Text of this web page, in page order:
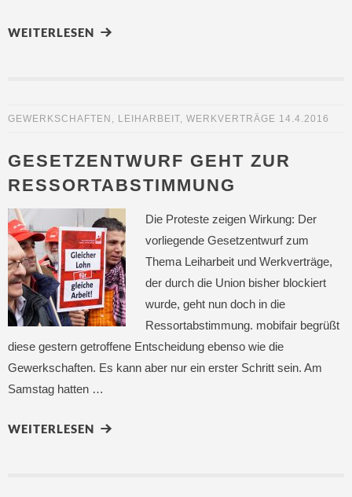
WEITERLESEN
GEWERKSCHAFTEN , LEIHARBEIT, WERKVERTRÄGE 14.4.2016
GESETZENTWURF GEHT ZUR
RESSORTABSTIMMUNG
Die Proteste zeigen Wirkung: Der
vorliegende Gesetzentwurf zum
Thema Leiharbeit und Werkverträge,
der durch die Union bisher blockiert
wurde, geht nun doch in die
Ressortabstimmung. mobifair begrüßt
diese gestern getroffene Entscheidung ebenso wie die
Gewerkschaften. Es kann aber nur ein erster Schritt sein. Am
Samstag hatten …
WEITERLESEN